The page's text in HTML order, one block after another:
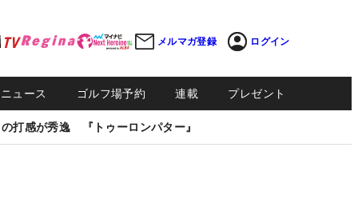
メルマガ登録 ログイン
ュース ゴルフ場予約 連載 プレゼント
打感が秀逸 『トゥーロンパター』